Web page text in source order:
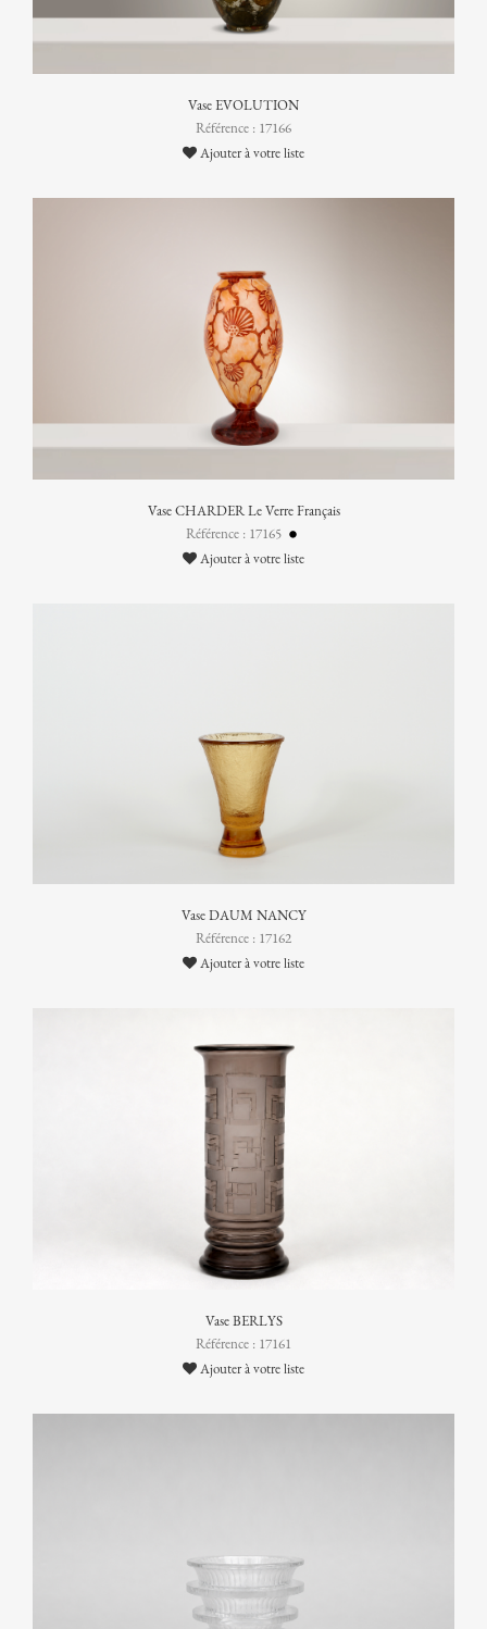
Vase EVOLUTION
Référence : 17166
Ajouter à votre liste
Vase CHARDER Le Verre Français
Référence : 17165
Ajouter à votre liste
Vase DAUM NANCY
Référence : 17162
Ajouter à votre liste
Vase BERLYS
Référence : 17161
Ajouter à votre liste